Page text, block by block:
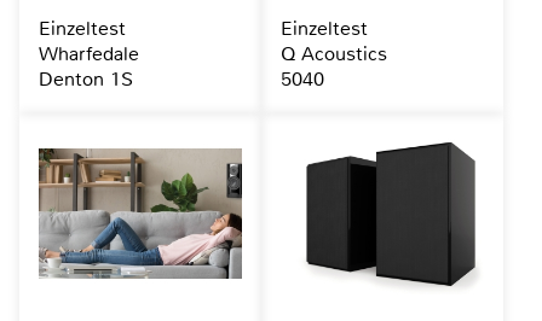
Einzeltest
Wharfedale
Denton 1S
Einzeltest
Q Acoustics
5040